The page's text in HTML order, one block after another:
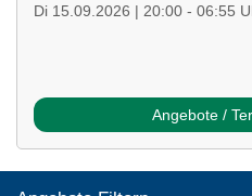
Di 15.09.2026 | 20:00 - 06:55
Angebote /